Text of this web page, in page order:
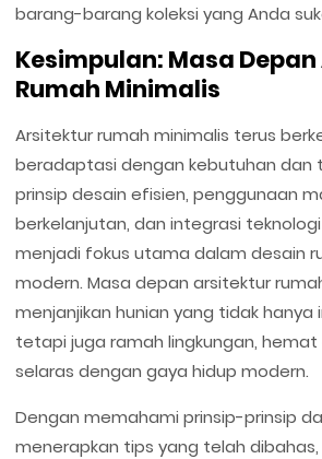
barang-barang koleksi yang Anda
Kesimpulan: Masa
Rumah Minimalis
Arsitektur rumah minimalis terus
beradaptasi dengan kebutuhan dan
prinsip desain efisien, penggunaan
berkelanjutan, dan integrasi
menjadi fokus utama dalam desain
modern. Masa depan arsitektur
menjanjikan hunian yang tidak hanya
tetapi juga ramah lingkungan, hemat
selaras dengan gaya hidup modern.
Dengan memahami prinsip-prinsip
menerapkan tips yang telah